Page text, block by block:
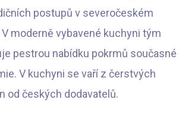
postupů v severočeském
V moderně vybavené kuchyni tým
pestrou nabídku pokrmů současné
V kuchyni se vaří z čerstvých
od českých dodavatelů.